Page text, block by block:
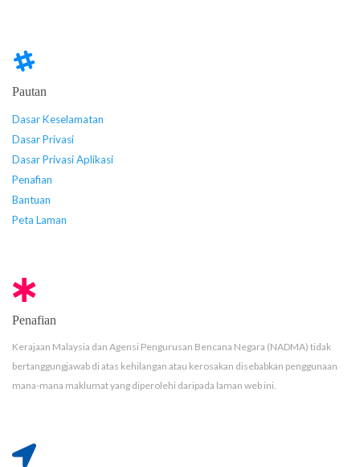
Pautan
Dasar Keselamatan
Dasar Privasi
Dasar Privasi Aplikasi
Penafian
Bantuan
Peta Laman
Penafian
Kerajaan Malaysia dan Agensi Pengurusan Bencana Negara (NADMA) tidak
bertanggungjawab di atas kehilangan atau kerosakan disebabkan penggunaan
mana-mana maklumat yang diperolehi daripada laman web ini.